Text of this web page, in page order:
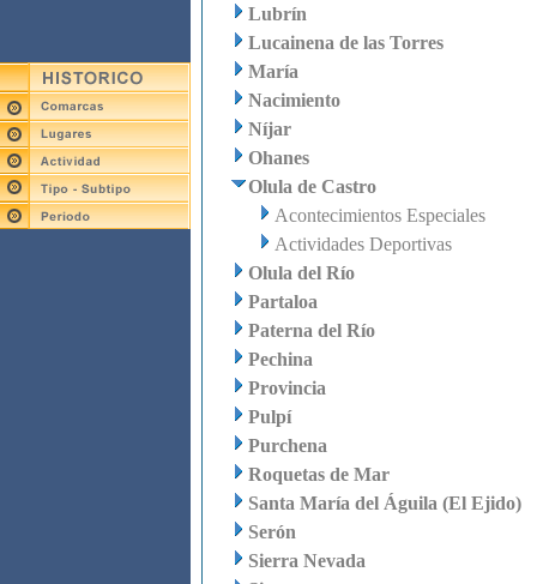
Lubrín
Lucainena de las Torres
María
Nacimiento
Níjar
Ohanes
Olula de Castro
Acontecimientos Especiales
Actividades Deportivas
Olula del Río
Partaloa
Paterna del Río
Pechina
Provincia
Pulpí
Purchena
Roquetas de Mar
Santa María del Águila (El Ejido)
Serón
Sierra Nevada